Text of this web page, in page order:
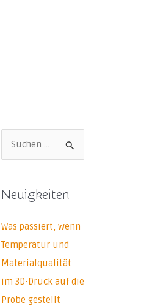
h
e
n
n
a
c
Neuigkeiten
Was passiert, wenn
Temperatur und
Materialqualität
im 3D-Druck auf die
Probe gestellt